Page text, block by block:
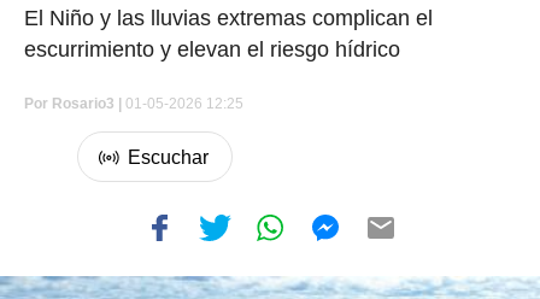
El Niño y las lluvias extremas complican el
escurrimiento y elevan el riesgo hídrico
Por Rosario3 | 01-05-2026 12:25